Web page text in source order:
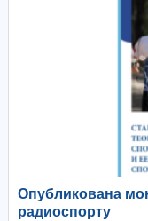
Опубликована
радиоспорту